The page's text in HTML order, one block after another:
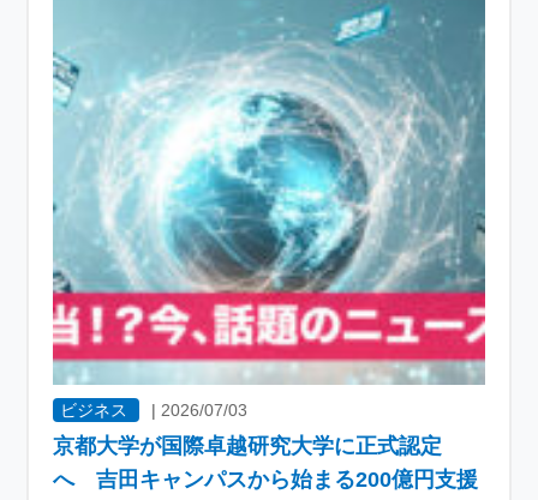
ビジネス |2026/07/03
京都大学が国際卓越研究大学に正式認定
へ 吉田キャンパスから始まる200億円支援